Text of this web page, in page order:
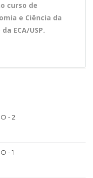
curso de
e Ciência da
ECA/USP.
- 2
- 1